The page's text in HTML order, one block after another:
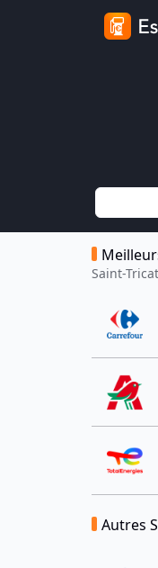
Saint-Tricat
Autres